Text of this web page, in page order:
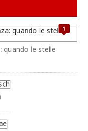
1
quando le stelle